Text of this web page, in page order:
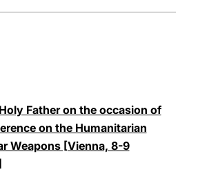
Father on the occasion of
on the Humanitarian
Weapons [Vienna, 8-9